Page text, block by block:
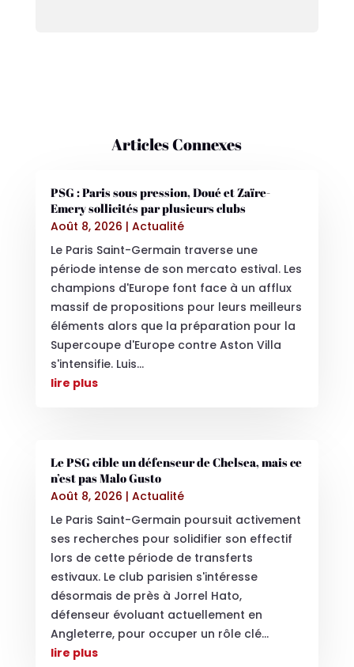
Articles Connexes
PSG : Paris sous pression, Doué et Zaïre-
Emery sollicités par plusieurs clubs
Août 8, 2026 | Actualité
Le Paris Saint-Germain traverse une
période intense de son mercato estival. Les
champions d'Europe font face à un afflux
massif de propositions pour leurs meilleurs
éléments alors que la préparation pour la
Supercoupe d'Europe contre Aston Villa
s'intensifie. Luis...
lire plus
Le PSG cible un défenseur de Chelsea, mais ce
n’est pas Malo Gusto
Août 8, 2026 | Actualité
Le Paris Saint-Germain poursuit activement
ses recherches pour solidifier son effectif
lors de cette période de transferts
estivaux. Le club parisien s'intéresse
désormais de près à Jorrel Hato,
défenseur évoluant actuellement en
Angleterre, pour occuper un rôle clé...
lire plus